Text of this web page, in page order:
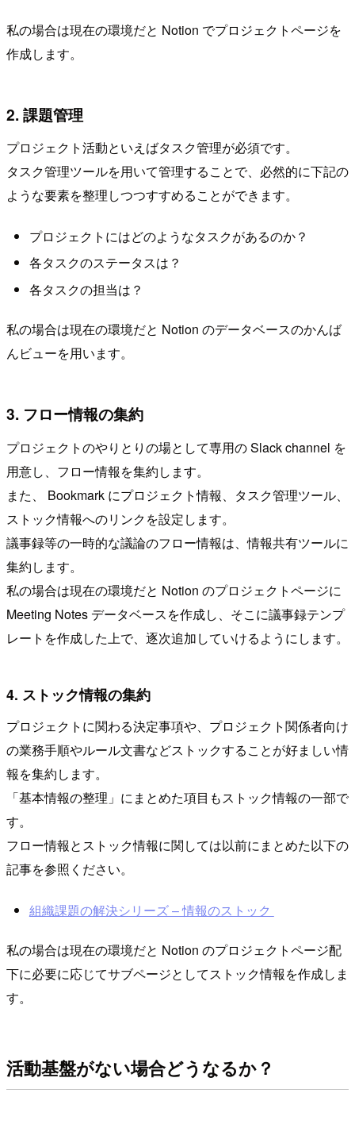
私の場合は現在の環境だと Notion でプロジェクトページを
作成します。
2. 課題管理
プロジェクト活動といえばタスク管理が必須です。
タスク管理ツールを用いて管理することで、必然的に下記の
ような要素を整理しつつすすめることができます。
プロジェクトにはどのようなタスクがあるのか？
各タスクのステータスは？
各タスクの担当は？
私の場合は現在の環境だと Notion のデータベースのかんば
んビューを用います。
3. フロー情報の集約
プロジェクトのやりとりの場として専用の Slack channel を
用意し、フロー情報を集約します。
また、 Bookmark にプロジェクト情報、タスク管理ツール、
ストック情報へのリンクを設定します。
議事録等の一時的な議論のフロー情報は、情報共有ツールに
集約します。
私の場合は現在の環境だと Notion のプロジェクトページに
Meeting Notes データベースを作成し、そこに議事録テンプ
レートを作成した上で、逐次追加していけるようにします。
4. ストック情報の集約
プロジェクトに関わる決定事項や、プロジェクト関係者向け
の業務手順やルール文書などストックすることが好ましい情
報を集約します。
「基本情報の整理」にまとめた項目もストック情報の一部で
す。
フロー情報とストック情報に関しては以前にまとめた以下の
記事を参照ください。
組織課題の解決シリーズ – 情報のストック
私の場合は現在の環境だと Notion のプロジェクトページ配
下に必要に応じてサブページとしてストック情報を作成しま
す。
活動基盤がない場合どうなるか？